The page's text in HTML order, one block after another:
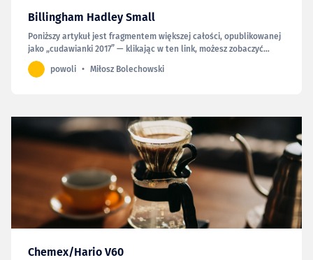
Billingham Hadley Small
Poniższy artykuł jest fragmentem większej całości, opublikowanej
jako „cudawianki 2017” — klikając w ten link, możesz zobaczyć
całość. Gdy dwa lata temu publikowałem tu swoje zachwyty nad
używaną wówczas od pół roku torbą Billingham Hadley Pro,
powoli Miłosz Bolechowski
Chemex/Hario V60